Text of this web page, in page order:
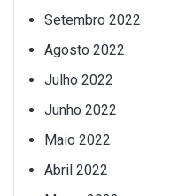
Setembro 2022
Agosto 2022
Julho 2022
Junho 2022
Maio 2022
Abril 2022